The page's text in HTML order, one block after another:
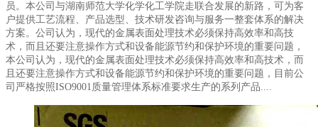
员。本公司与湖南师范大学化学化工学院走联合发展的新路，可为客
户提供工艺流程、产品选型、技术研发咨询与服务一整套体系的解决
方案。公司认为，现代的金属表面处理技术必须保持高效率和高技
术，而且还要注意操作方式和设备能源节约和保护环境的重要问题，
本公司认为，现代的金属表面处理技术必须保持高效率和高技术，而
且还要注意操作方式和设备能源节约和保护环境的重要问题，目前公
司严格按照ISO9001质量管理体系标准要求生产的系列产品....